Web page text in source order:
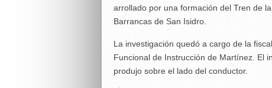
arrollado por una formación del Tren de
Barrancas de San Isidro.
La investigación quedó a cargo de la
Funcional de Instrucción de Martínez. El
produjo sobre el lado del conductor.